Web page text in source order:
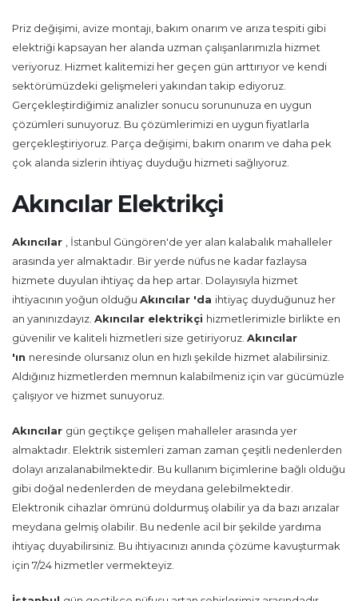
Priz değişimi, avize montajı, bakım onarım ve arıza tespiti gibi
elektriği kapsayan her alanda uzman çalışanlarımızla hizmet
veriyoruz. Hizmet kalitemizi her geçen gün arttırıyor ve kendi
sektörümüzdeki gelişmeleri yakından takip ediyoruz.
Gerçekleştirdiğimiz analizler sonucu sorununuza en uygun
çözümleri sunuyoruz. Bu çözümlerimizi en uygun fiyatlarla
gerçekleştiriyoruz. Parça değişimi, bakım onarım ve daha pek
çok alanda sizlerin ihtiyaç duyduğu hizmeti sağlıyoruz.
Akıncılar Elektrikçi
Akıncılar
, İstanbul Güngören'de yer alan kalabalık mahalleler
arasında yer almaktadır. Bir yerde nüfus ne kadar fazlaysa
hizmete duyulan ihtiyaç da hep artar. Dolayısıyla hizmet
ihtiyacının yoğun olduğu Akıncılar 'da ihtiyaç duyduğunuz her
an yanınızdayız. Akıncılar elektrikçi hizmetlerimizle birlikte en
güvenilir ve kaliteli hizmetleri size getiriyoruz. Akıncılar
'ın neresinde olursanız olun en hızlı şekilde hizmet alabilirsiniz.
Aldığınız hizmetlerden memnun kalabilmeniz için var gücümüzle
çalışıyor ve hizmet sunuyoruz.
Akıncılar gün geçtikçe gelişen mahalleler arasında yer
almaktadır. Elektrik sistemleri zaman zaman çeşitli nedenlerden
dolayı arızalanabilmektedir. Bu kullanım biçimlerine bağlı olduğu
gibi doğal nedenlerden de meydana gelebilmektedir.
Elektronik cihazlar ömrünü doldurmuş olabilir ya da bazı arızalar
meydana gelmiş olabilir. Bu nedenle acil bir şekilde yardıma
ihtiyaç duyabilirsiniz. Bu ihtiyacınızı anında çözüme kavuşturmak
için 7/24 hizmetler vermekteyiz.